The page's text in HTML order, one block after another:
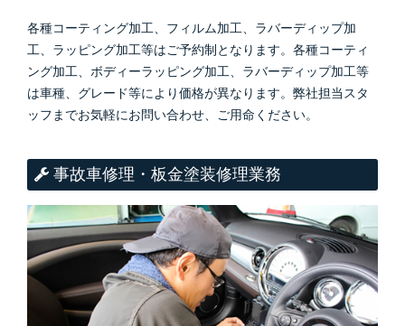
各種コーティング加工、フィルム加工、ラバーディップ加
工、ラッピング加工等はご予約制となります。各種コーティ
ング加工、ボディーラッピング加工、ラバーディップ加工等
は車種、グレード等により価格が異なります。弊社担当スタ
ッフまでお気軽にお問い合わせ、ご用命ください。
事故車修理・板金塗装修理業務